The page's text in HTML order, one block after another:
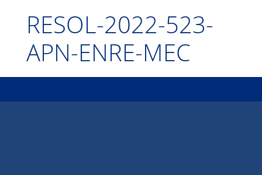
RESOL-2022-523-
APN-ENRE-MEC